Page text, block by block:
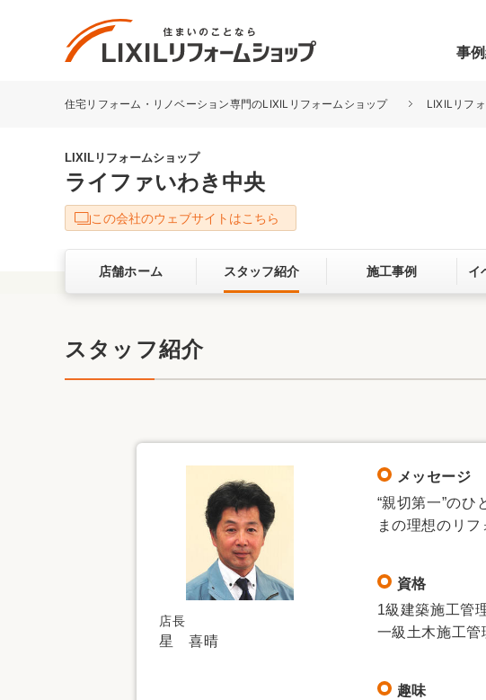
事
リフォーム事例を探す
キッチン
洗面化粧室 トイレ
ベランダ・バルコニー ガーデンスペース
趣味を楽しむ ペットと暮らす
お客さまの声 3Dシミ
LIXILリフォームショップについて
サービス向上・品質改善の取り組み お客
ライ
中古物件探しから性能向上リフォームをワン
ストップ
リフ
住宅リフォーム・リノベーション専門のLIXILリフォームショップ LIXILリフ
LIXILリフォームショップ
ライファいわき中央
この会社のウェブサイトはこちら
店舗ホーム スタッフ紹介 施工事例 イ
スタッフ紹介
店長
星 喜晴
メッセージ
“親切第一”の
まの理想のリフ
資格
1級建築施工管
一級土木施工
趣味